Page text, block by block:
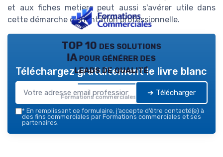
et aux fiches metiers peut aussi s'avérer utile dans
cette démarche d'orientation professionnelle.
TOP 10 des solutions
IA pour générer des
leads de qualité
Formations commerciales — 2026
Téléchargez gratuitement le livre blanc
➔ Télécharger
* En remplissant ce formulaire, j’accepte d’être contacté(e) à
des fins commerciales par Formations commerciales et ses
partenaires.